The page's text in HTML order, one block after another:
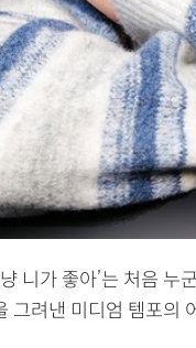
니가 좋아’는 처음
그려낸 미디엄 템포의